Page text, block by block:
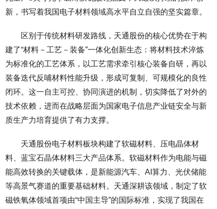
新，书写着我国电子材料领域高水平自立自强的坚实篇章。
区别于传统材料研发路线，天通股份的核心优势在于构
建了“材料－工艺－装备”一体化创新生态：将材料技术淬炼
为标准化的工艺体系，以工艺需求牵引核心装备自研，再以
装备迭代反哺材料性能升级，形成可复制、可规模化的良性
闭环。这一自主可控、协同演进的机制，切实降低了对外的
技术依赖，进而在战略层面为国家电子信息产业链安全与新
质生产力培育提供了有力支撑。
天通股份电子材料板块构建了软磁材料、压电晶体材
料、蓝宝石晶体材料三大产品体系。软磁材料作为电能与磁
能高效转换的关键载体，是新能源汽车、AI算力、光伏储能
等高景气赛道的重要基础材料。天通深耕该领域，制定了软
磁铁氧体领域首项由“中国主导”的国际标准，实现了我国在